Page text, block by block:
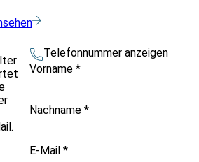
Telefonnummer anzeigen
Vorname *
Nachname *
E-Mail *